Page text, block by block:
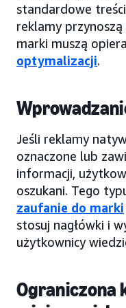
standardowe
reklamy
marki muszą
optymalizacji.
Jeśli reklamy
oznaczone lub
informacji,
oszukani. Tego
zaufanie do marki
stosuj nagłówki i
użytkownicy
Ograniczona